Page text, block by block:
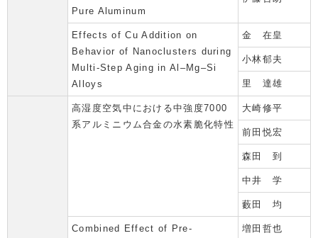
Pure Aluminum
Effects of Cu Addition on
Behavior of Nanoclusters during
Multi-Step Aging in Al–Mg–Si
Alloys
金 在皇
小林郁夫
里 達雄
高湿度空気中における中強度7000
系アルミニウム合金の水素脆化特性
大崎修平
前田悦宏
森田 到
中井 学
藪田 均
Combined Effect of Pre-
増田哲也